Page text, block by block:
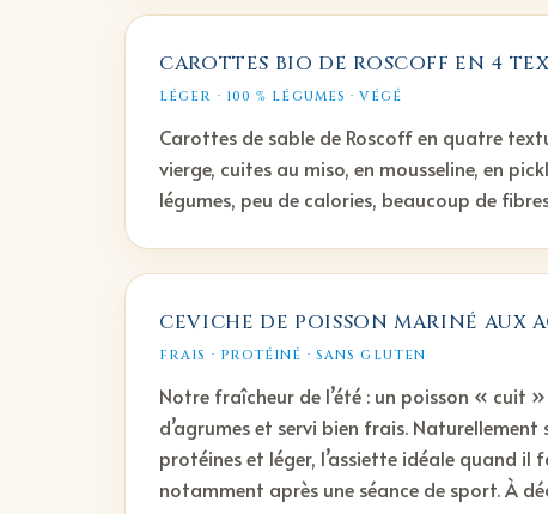
CAROTTES BIO DE ROSCOFF EN 4
LÉGER · 100 % LÉGUMES · VÉGÉ
Carottes de sable de Roscoff en quatre
vierge, cuites au miso, en mousseline, en
légumes, peu de calories, beaucoup de
CEVICHE DE POISSON MARINÉ AUX
FRAIS · PROTÉINÉ · SANS GLUTEN
Notre fraîcheur de l’été : un poisson « cuit
d’agrumes et servi bien frais. Naturellement
protéines et léger, l’assiette idéale quand il
notamment après une séance de sport. À